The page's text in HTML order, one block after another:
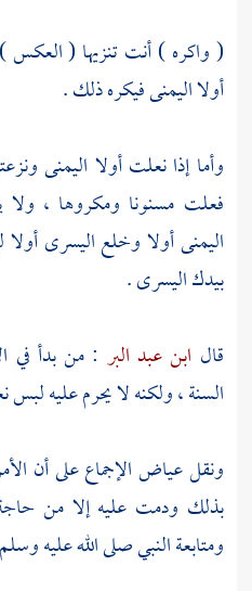
( واكره ) أنت تنزيها ( العكس
أولا اليمنى فيكره ذلك .
وأما إذا نعلت أولا اليمنى
فعلت مسنونا ومكروها ،
اليمنى أولا وخلع اليسرى
بيدك اليسرى .
قال ابن عبد البر : من بدأ في
السنة ، ولكنه لا يحرم عليه لبس
ونقلعياضالإجماع على أن
بذلك ودمت عليه إلا من
ومتابعة النبي صلى الله عليه